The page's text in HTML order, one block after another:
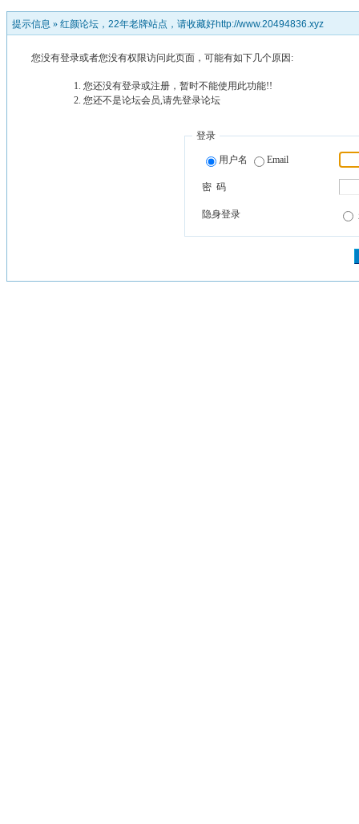
提示信息 » 红颜论坛，22年老牌站点，请收藏好http://www.20494836.xyz
您没有登录或者您没有权限访问此页面，可能有如下几个原因:
您还没有登录或注册，暂时不能使用此功能!!
您还不是论坛会员,请先登录论坛
登录
用户名 Email
密 码
隐身登录